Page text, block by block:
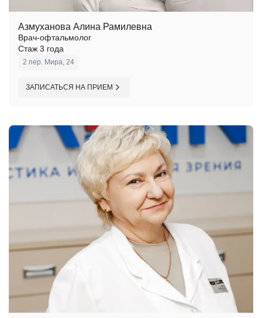
Азмуханова Алина Рамилевна
Врач-офтальмолог
Стаж 3 года
2 пер. Мира, 24
ЗАПИСАТЬСЯ НА ПРИЕМ